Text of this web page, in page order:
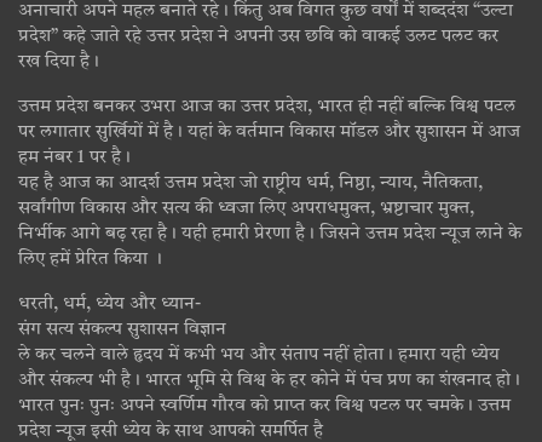
अनाचारी अपने महल बनाते रहे। किंतु अब विगत कुछ वर्षों में शब्ददंश “उल्टा
प्रदेश” कहे जाते रहे उत्तर प्रदेश ने अपनी उस छवि को वाकई उलट पलट कर
रख दिया है।
उत्तम प्रदेश बनकर उभरा आज का उत्तर प्रदेश, भारत ही नहीं बल्कि विश्व पटल
पर लगातार सुर्खियों में है। यहां के वर्तमान विकास मॉडल और सुशासन में आज
हम नंबर 1 पर है।
यह है आज का आदर्श उत्तम प्रदेश जो राष्ट्रीय धर्म, निष्ठा, न्याय, नैतिकता,
सर्वांगीण विकास और सत्य की ध्वजा लिए अपराधमुक्त, भ्रष्टाचार मुक्त,
निर्भीक आगे बढ़ रहा है। यही हमारी प्रेरणा है। जिसने उत्तम प्रदेश न्यूज लाने के
लिए हमें प्रेरित किया ।
धरती, धर्म, ध्येय और ध्यान-
संग सत्य संकल्प सुशासन विज्ञान
ले कर चलने वाले हृदय में कभी भय और संताप नहीं होता। हमारा यही ध्येय
और संकल्प भी है। भारत भूमि से विश्व के हर कोने में पंच प्रण का शंखनाद हो।
भारत पुनः पुनः अपने स्वर्णिम गौरव को प्राप्त कर विश्व पटल पर चमके। उत्तम
प्रदेश न्यूज इसी ध्येय के साथ आपको समर्पित है